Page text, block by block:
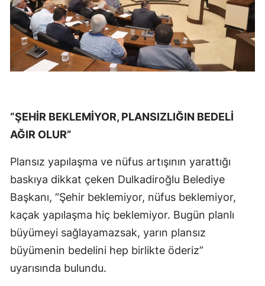
“ŞEHİR BEKLEMİYOR, PLANSIZLIĞIN BEDELİ
AĞIR OLUR”
Plansız yapılaşma ve nüfus artışının yarattığı
baskıya dikkat çeken Dulkadiroğlu Belediye
Başkanı, “Şehir beklemiyor, nüfus beklemiyor,
kaçak yapılaşma hiç beklemiyor. Bugün planlı
büyümeyi sağlayamazsak, yarın plansız
büyümenin bedelini hep birlikte öderiz”
uyarısında bulundu.